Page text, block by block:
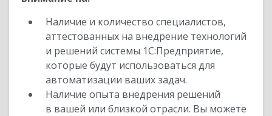
Наличие и количество специалистов,
аттестованных на внедрение технологий
и решений системы 1С:Предприятие,
которые будут использоваться для
автоматизации ваших задач.
Наличие опыта внедрения решений
в вашей или близкой отрасли. Вы можете